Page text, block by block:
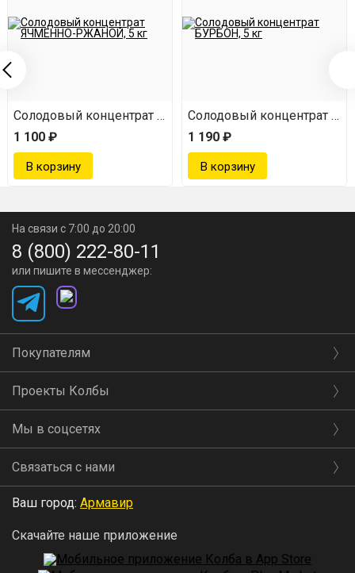
5 кг
Солодовый концентрат ЯЧМЕННО-РЖАНОЙ, 5 кг
1 100 ₽
Солодовый концентрат
1 190 ₽
На связи с 7:00 до 20:00
8 (800) 222-80-11
или пишите в мессенджер:
Покупателям
Проекты Колбы
Мы в соцсетях
Связаться с нами
Ваш город: Армавир
Скачайте наше приложение